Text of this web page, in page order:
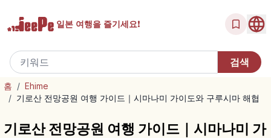
일본 여행을 즐기세요!
홈 / Ehime
/ 기로산 전망공원 여행 가이드｜시마나미 가이도와 구루시마 해협
기로산 전망공원 여행 가이드｜시마나미 가